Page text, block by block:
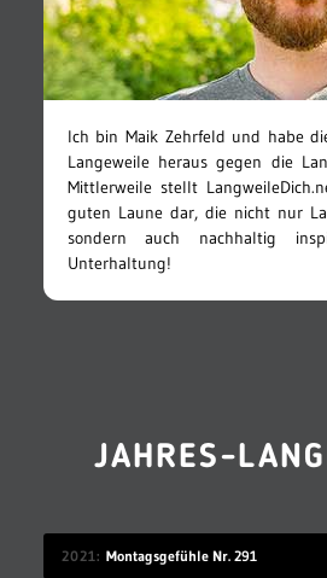
Ich bin Maik Zehrfeld und habe
Langeweile heraus gegen die
Mittlerweile stellt
guten Laune dar, die nicht nur
sondern auch nachhaltig
Unterhaltung!
JAHRES-
2021 Montagsgefühle Nr. 291